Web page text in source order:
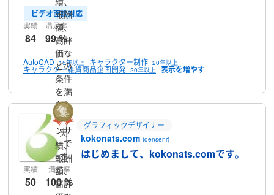
ビデオ面談対応
実績
84
満足率
99 %
AutoCAD 15年以上 キャラクター制作 20年以上
キャラクター雑貨商品企画開発 20年以上
報酬
額、
高評
価な
どの
条件
を満
たし
たラ
ンサ
ーで
す
グラフィックデザイナー
kokonats.com(densenr)
はじめまして、kokonats.comです。
実績
50
満足率
100 %
実
績、
報酬
額、
高評